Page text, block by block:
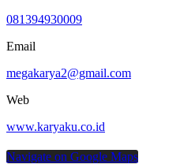
081394930009
Email
megakarya2@gmail.com
Web
www.karyaku.co.id
Navigate on Google Maps